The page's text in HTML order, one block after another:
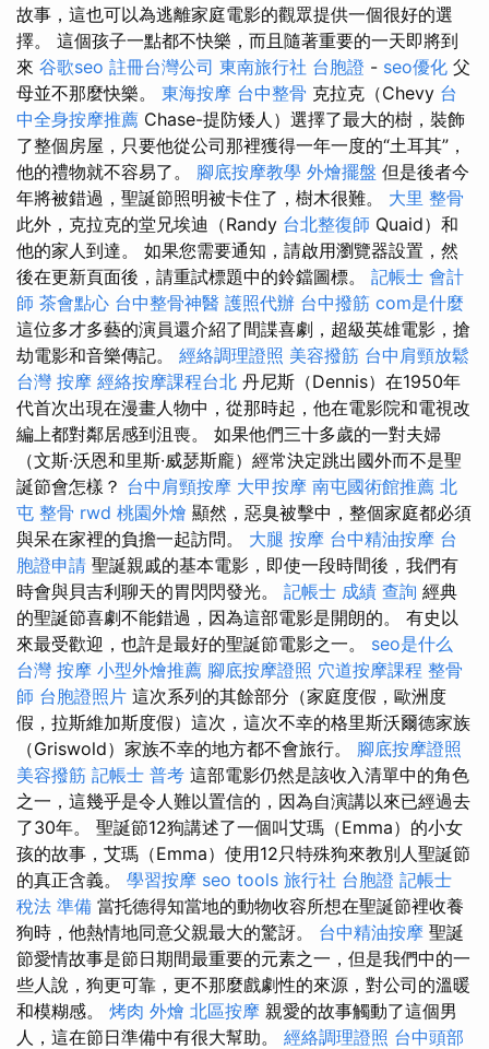
故事，這也可以為逃離家庭電影的觀眾提供一個很好的選
擇。 這個孩子一點都不快樂，而且隨著重要的一天即將到
來 谷歌seo 註冊台灣公司 東南旅行社 台胞證 - seo優化 父
母並不那麼快樂。 東海按摩 台中整骨 克拉克（Chevy 台
中全身按摩推薦 Chase-提防矮人）選擇了最大的樹，裝飾
了整個房屋，只要他從公司那裡獲得一年一度的“土耳其”，
他的禮物就不容易了。 腳底按摩教學 外燴擺盤 但是後者今
年將被錯過，聖誕節照明被卡住了，樹木很難。 大里 整骨
此外，克拉克的堂兄埃迪（Randy 台北整復師 Quaid）和
他的家人到達。 如果您需要通知，請啟用瀏覽器設置，然
後在更新頁面後，請重試標題中的鈴鐺圖標。 記帳士 會計
師 茶會點心 台中整骨神醫 護照代辦 台中撥筋 com是什麼
這位多才多藝的演員還介紹了間諜喜劇，超級英雄電影，搶
劫電影和音樂傳記。 經絡調理證照 美容撥筋 台中肩頸放鬆
台灣 按摩 經絡按摩課程台北 丹尼斯（Dennis）在1950年
代首次出現在漫畫人物中，從那時起，他在電影院和電視改
編上都對鄰居感到沮喪。 如果他們三十多歲的一對夫婦
（文斯·沃恩和里斯·威瑟斯龐）經常決定跳出國外而不是聖
誕節會怎樣？ 台中肩頸按摩 大甲按摩 南屯國術館推薦 北
屯 整骨 rwd 桃園外燴 顯然，惡臭被擊中，整個家庭都必須
與呆在家裡的負擔一起訪問。 大腿 按摩 台中精油按摩 台
胞證申請 聖誕親戚的基本電影，即使一段時間後，我們有
時會與貝吉利聊天的胃閃閃發光。 記帳士 成績 查詢 經典
的聖誕節喜劇不能錯過，因為這部電影是開朗的。 有史以
來最受歡迎，也許是最好的聖誕節電影之一。 seo是什么
台灣 按摩 小型外燴推薦 腳底按摩證照 穴道按摩課程 整骨
師 台胞證照片 這次系列的其餘部分（家庭度假，歐洲度
假，拉斯維加斯度假）這次，這次不幸的格里斯沃爾德家族
（Griswold）家族不幸的地方都不會旅行。 腳底按摩證照
美容撥筋 記帳士 普考 這部電影仍然是該收入清單中的角色
之一，這幾乎是令人難以置信的，因為自演講以來已經過去
了30年。 聖誕節12狗講述了一個叫艾瑪（Emma）的小女
孩的故事，艾瑪（Emma）使用12只特殊狗來教別人聖誕節
的真正含義。 學習按摩 seo tools 旅行社 台胞證 記帳士
稅法 準備 當托德得知當地的動物收容所想在聖誕節裡收養
狗時，他熱情地同意父親最大的驚訝。 台中精油按摩 聖誕
節愛情故事是節日期間最重要的元素之一，但是我們中的一
些人說，狗更可靠，更不那麼戲劇性的來源，對公司的溫暖
和模糊感。 烤肉 外燴 北區按摩 親愛的故事觸動了這個男
人，這在節日準備中有很大幫助。 經絡調理證照 台中頭部